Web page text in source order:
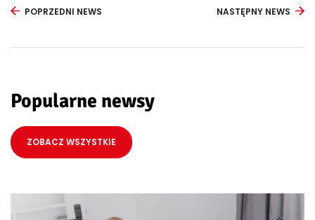
POPRZEDNI NEWS NASTĘPNY NEWS
Popularne newsy
ZOBACZ WSZYSTKIE